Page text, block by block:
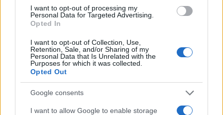
I want to opt-out of processing my
Personal Data for Targeted Advertising.
Opted In
I want to opt-out of Collection, Use,
Retention, Sale, and/or Sharing of my
Personal Data that Is Unrelated with the
Purposes for which it was collected.
Opted Out
Google consents
I want to allow Google to enable storage
Δεύτερον,
Ιανουαρίου οι οφειλές του Δημοσίου προς
τους ιδιοκτήτες για τις μειώσεις ενοικίων
Νοεμβρίου – Δεκεμβρίου 2020, και να δοθεί
παράταση για διορθώσεις σε όλες τις
λανθασμένες δηλώσεις του διαστήματος
Μαρτίου-Οκτωβρίου, με βάση τις προτάσεις
της ΠΟΜΙΔΑ, ώστε να εκκαθαριστούν και